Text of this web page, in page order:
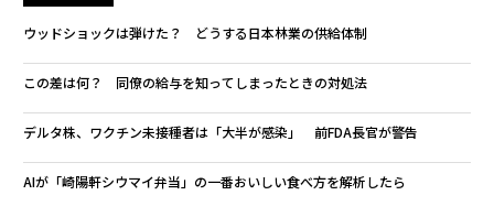
ウッドショックは弾けた？ どうする日本林業の供給体制
この差は何？ 同僚の給与を知ってしまったときの対処法
デルタ株、ワクチン未接種者は「大半が感染」 前FDA長官が警告
AIが「崎陽軒シウマイ弁当」の一番おいしい食べ方を解析したら